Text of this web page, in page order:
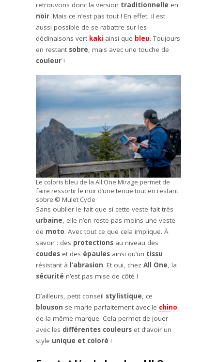
retrouvons donc la version traditionnelle en
noir. Mais ce n’est pas tout ! En effet, il est
aussi possible de se rabattre sur les
déclinaisons vert kaki ainsi que bleu. Toujours
en restant sobre, mais avec une touche de
couleur !
Le coloris bleu de la All One Mirage permet de
faire ressortir le noir d’une tenue tout en restant
sobre © Mulet Cycle
Sans oublier le fait que si cette veste fait très
urbaine, elle n’en reste pas moins une veste
de moto. Avec tout ce que cela implique. À
savoir : des protections au niveau des
coudes et des épaules ainsi qu’un tissu
résistant à l’abrasion. Et oui, chez All One, la
sécurité n’est pas mise de côté !
D’ailleurs, petit conseil stylistique, ce
blouson se marie parfaitement avec le chino
de la même marque. Cela permet de jouer
avec les différentes couleurs et d’avoir un
style unique et coloré !